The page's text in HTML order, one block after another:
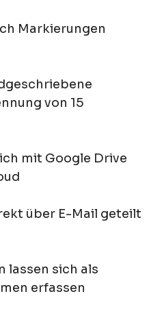
Markierungen
von 15
mit Google Drive
über E-Mail geteilt
lassen sich als
erfassen